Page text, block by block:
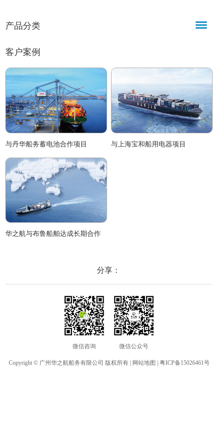
功率500kW，频率覆盖2700-
维护的特点。
安全
产品分类
客户案例
与丹华船务蓄电池合作项目 与上海宝和船用电器项目
华之航与布鲁船舶达成长期合作
分享：
微信咨询 微信公众号
Copyright © 广州华之航船务有限公司 版权所有 | 网站地图 粤ICP备15026461号